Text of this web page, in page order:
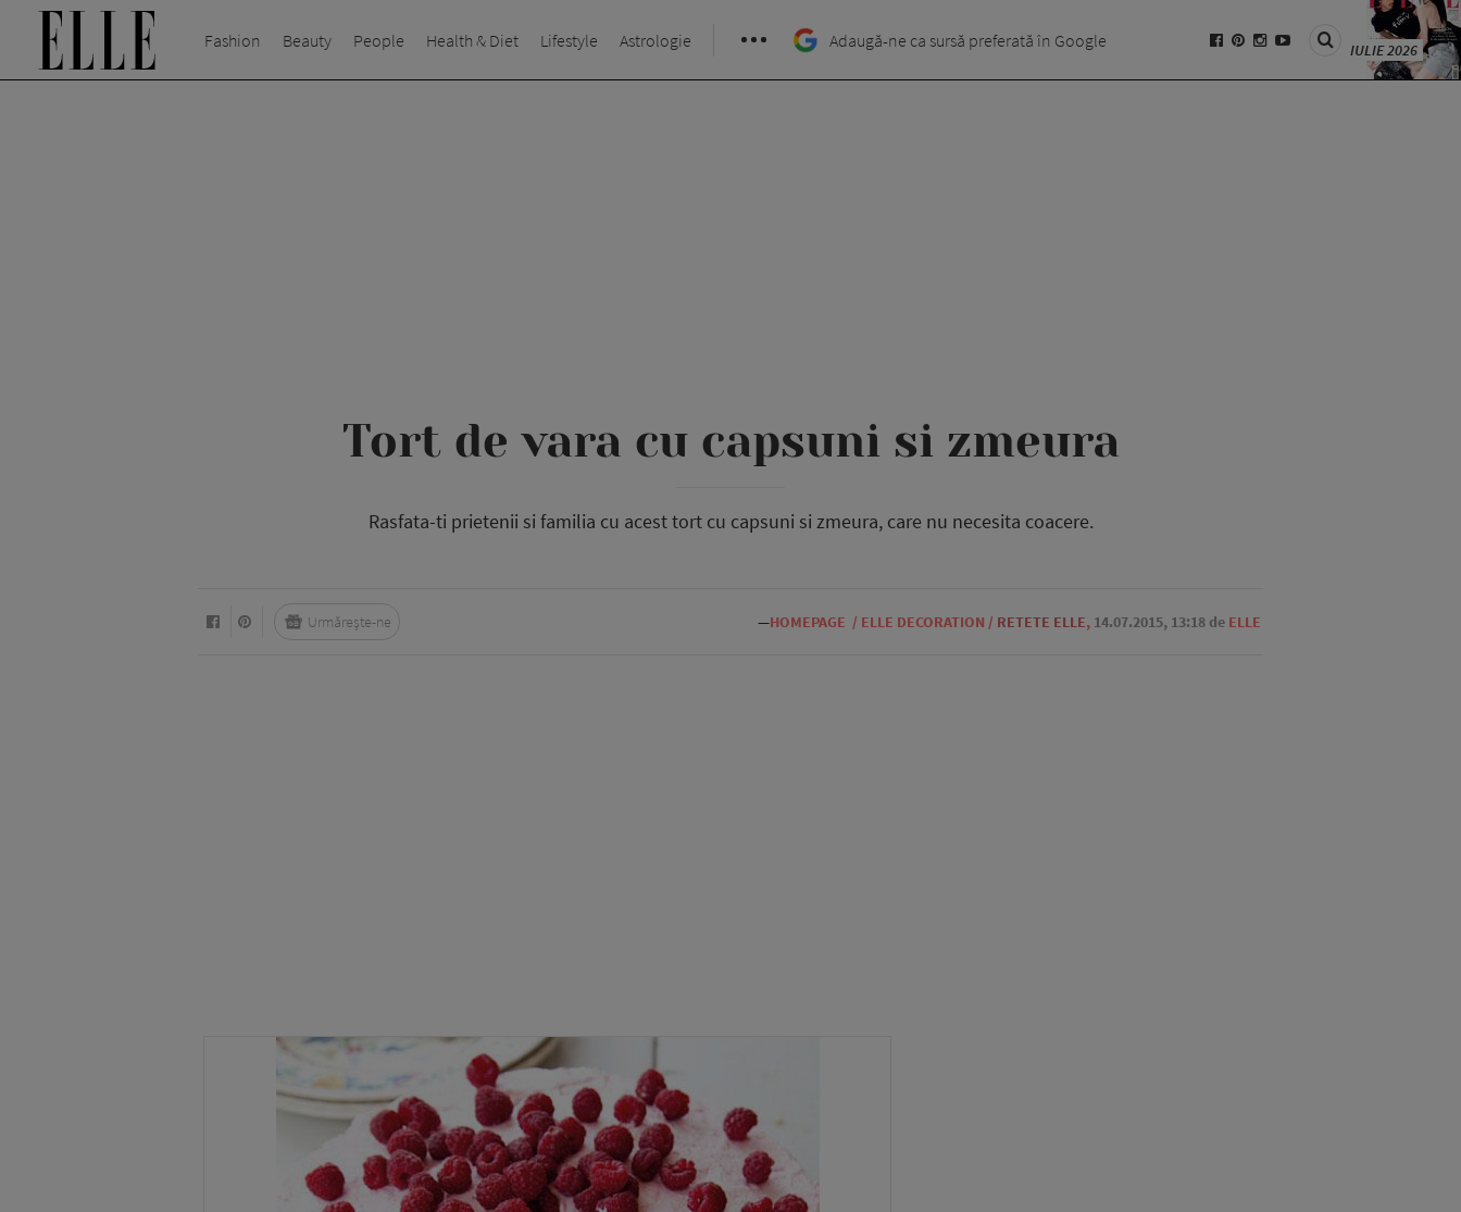
Fashion Beauty People Health & Diet Lifestyle Astrologie Adaugă-ne ca sursă preferată în Google IULIE 2026
Tort de vara cu capsuni si zmeura
Rasfata-ti prietenii si familia cu acest tort cu capsuni si zmeura, care nu necesita coacere.
—HOMEPAGE / ELLE DECORATION / RETETE ELLE, 14.07.2015, 13:18 de ELLE
Urmărește-ne